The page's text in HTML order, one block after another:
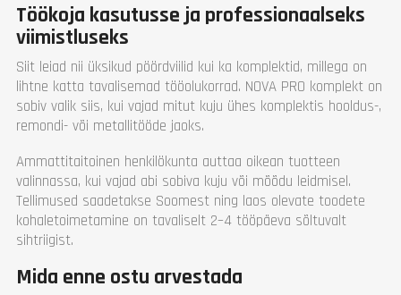
Töökoja kasutusse ja professionaalseks
viimistluseks
Siit leiad nii üksikud pöördviilid kui ka komplektid, millega on
lihtne katta tavalisemad tööolukorrad. NOVA PRO komplekt on
sobiv valik siis, kui vajad mitut kuju ühes komplektis hooldus-,
remondi- või metallitööde jaoks.
Ammattitaitoinen henkilökunta auttaa oikean tuotteen
valinnassa, kui vajad abi sobiva kuju või mõõdu leidmisel.
Tellimused saadetakse Soomest ning laos olevate toodete
kohaletoimetamine on tavaliselt 2–4 tööpäeva sõltuvalt
sihtriigist.
Mida enne ostu arvestada